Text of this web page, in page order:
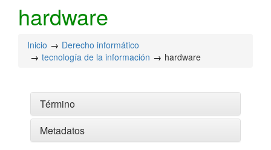
hardware
Inicio
Derecho informático
tecnología de la información
hardware
Término
Metadatos